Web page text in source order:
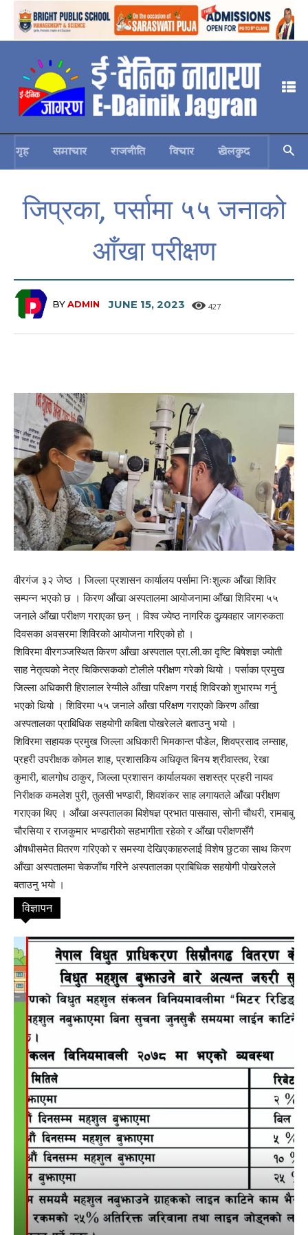
गृह समाचार राजनीति विचार खेलकुद स्वास्थ्य
जिप्रका, पर्सामा ५५ जनाको
आँखा परीक्षण
BYADMIN JUNE 15, 2023 427
वीरगंज ३२ जेष्ठ । जिल्ला प्रशासन कार्यालय पर्सामा निःशुल्क आँखा शिविर
सम्पन्न भएको छ । किरण आँखा अस्पतालमा आयोजनामा आँखा शिविरमा ५५
जनाले आँखा परीक्षण गराएका छन् । विश्व ज्येष्ठ नागरिक दुव्र्यवहार जागरुकता
दिवसका अवसरमा शिविरको आयोजना गरिएको हो ।
शिविरमा वीरगञ्जस्थित किरण आँखा अस्पताल प्रा.ली.का दृष्टि बिषेशज्ञ ज्योती
साह नेतृत्वको नेत्र चिकित्सकको टोलीले परीक्षण गरेको थियो । पर्साका प्रमुख
जिल्ला अधिकारी हिरालाल रेग्मीले आँखा परिक्षण गराई शिविरको शुभारम्भ गर्नु
भएको थियो । शिविरमा ५५ जनाले आँखा परिक्षण गराएको किरण आँखा
अस्पतालका प्राबिधिक सहयोगी कबिता पोखरेलले बताउनु भयो ।
शिविरमा सहायक प्रमुख जिल्ला अधिकारी भिमकान्त पौडेल, शिवप्रसाद लम्साह,
प्रहरी उपरीक्षक कोमल शाह, प्रशासकिय अधिकृत बिनय श्रीवास्तव, रेखा
कुमारी, बालगोध ठाकुर, जिल्ला प्रशासन कार्यालयका सशस्त्र प्रहरी नायव
निरीक्षक कमलेश पुरी, तुलसी भण्डारी, शिवशंकर साह लगायतले आँखा परीक्षण
गराएका थिए । आँखा अस्पतालका बिशेषज्ञ प्रभात पासवास, सोनी चौधरी, रामबाबु
चौरसिया र राजकुमार भण्डारीको सहभागीता रहेको र आँखा परीक्षणसँगै
औषधीसमेत वितरण गरिएको र समस्या देखिएकाहरुलाई विशेष छुटका साथ किरण
आँखा अस्पतालमा चेकजाँच गरिने अस्पतालका प्राबिधिक सहयोगी पोखरेलले
बताउनु भयो ।
विज्ञापन